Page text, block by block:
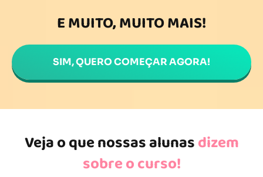
E MUITO, MUITO MAIS!
SIM, QUERO COMEÇAR AGORA!
Veja o que nossas alunasdizem
sobre o curso!